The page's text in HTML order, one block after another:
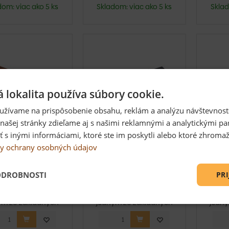
viac ako 5 ks Skladom: viac ako 5 ks
ľavá pre
Panorama
-...
zo základných
strešného syst...
Krajovka pravá pre
jedným zo základných
prvkov strešného syst...
lokalita používa súbory cookie.
na prispôsobenie obsahu, reklám a analýzu
stránky zdieľame aj s našimi reklamnými a analytickými
s inými informáciami, ktoré ste im poskytli alebo ktoré
ochrany osobných údajov